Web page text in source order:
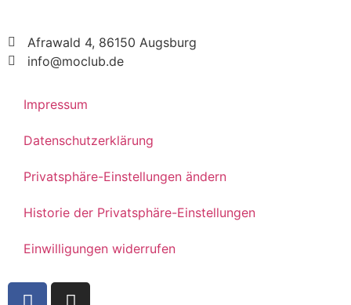
Afrawald 4, 86150 Augsburg
info@moclub.de
Impressum
Datenschutzerklärung
Privatsphäre-Einstellungen ändern
Historie der Privatsphäre-Einstellungen
Einwilligungen widerrufen